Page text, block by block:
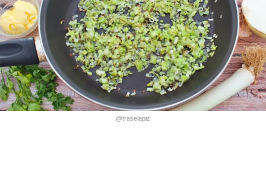
@traselapiz